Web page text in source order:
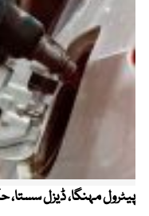
پیٹرول مہنگا، ڈیزل